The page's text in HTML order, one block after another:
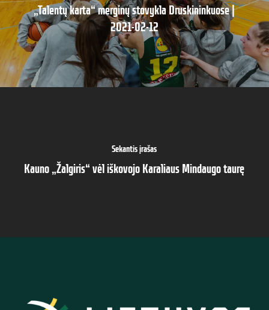
„Talentų karta“ merginų stovykla Druskininkuose |
2021-02-12
Sekantis įrašas
Kauno „Žalgiris“ vėl iškovojo Karaliaus Mindaugo taurę